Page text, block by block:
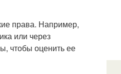
права. Например,
или через
чтобы оценить ее